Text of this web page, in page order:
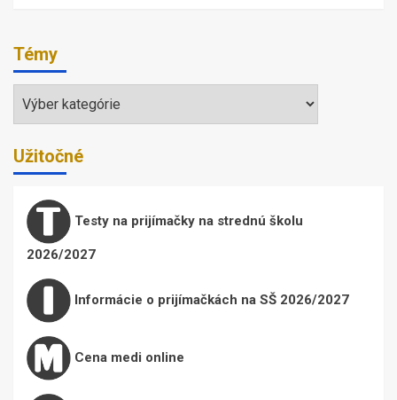
Témy
Témy
Užitočné
Testy na prijímačky na strednú školu
2026/2027
Informácie o prijímačkách na SŠ 2026/2027
Cena medi online